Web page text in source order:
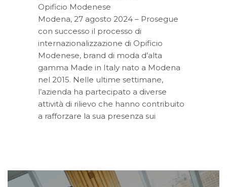
Opificio Modenese
Modena, 27 agosto 2024 – Prosegue
con successo il processo di
internazionalizzazione di Opificio
Modenese, brand di moda d’alta
gamma Made in Italy nato a Modena
nel 2015. Nelle ultime settimane,
l’azienda ha partecipato a diverse
attività di rilievo che hanno contribuito
a rafforzare la sua presenza sui